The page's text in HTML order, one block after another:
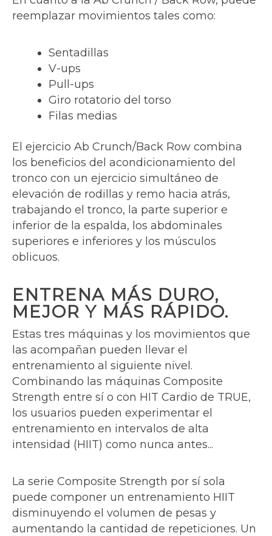
reemplazar movimientos tales como:
Sentadillas
V-ups
Pull-ups
Giro rotatorio del torso
Filas medias
El ejercicio Ab Crunch/Back Row combina
los beneficios del acondicionamiento del
tronco con un ejercicio simultáneo de
elevación de rodillas y remo hacia atrás,
trabajando el tronco, la parte superior e
inferior de la espalda, los abdominales
superiores e inferiores y los músculos
oblicuos.
ENTRENA MÁS DURO,
MEJOR Y MÁS RÁPIDO.
Estas tres máquinas y los movimientos que
las acompañan pueden llevar el
entrenamiento al siguiente nivel.
Combinando las máquinas Composite
Strength entre sí o con HIT Cardio de TRUE,
los usuarios pueden experimentar el
entrenamiento en intervalos de alta
intensidad (HIIT) como nunca antes...
La serie Composite Strength por sí sola
puede componer un entrenamiento HIIT
disminuyendo el volumen de pesas y
aumentando la cantidad de repeticiones. Un